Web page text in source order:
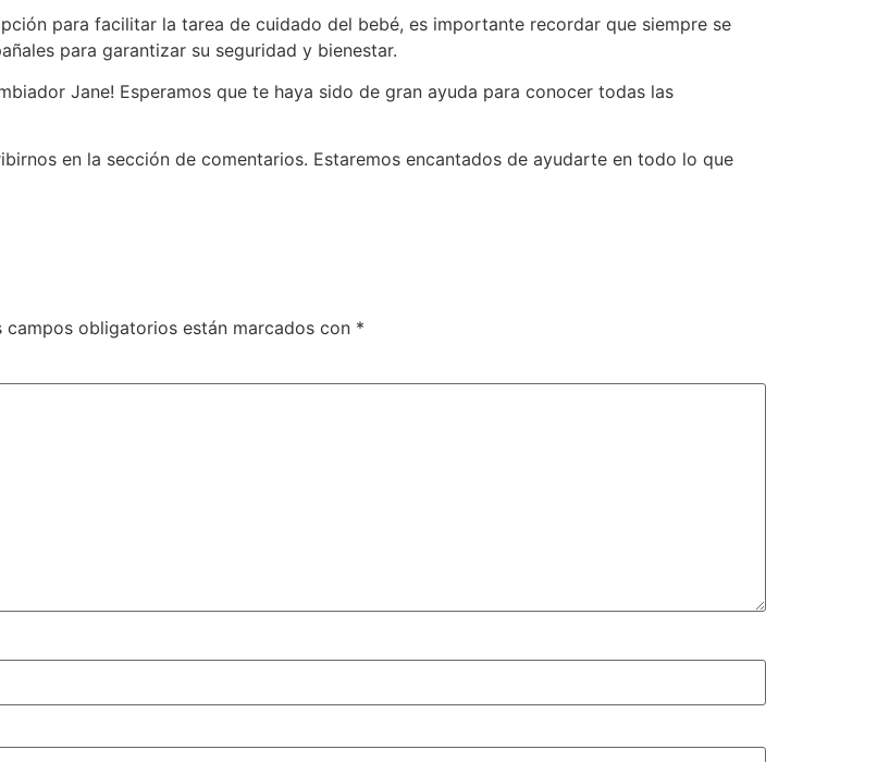
para facilitar la tarea de cuidado del bebé, es importante recordar que siempre se
para garantizar su seguridad y bienestar.
Jane! Esperamos que te haya sido de gran ayuda para conocer todas las
en la sección de comentarios. Estaremos encantados de ayudarte en todo lo que
campos obligatorios están marcados con *